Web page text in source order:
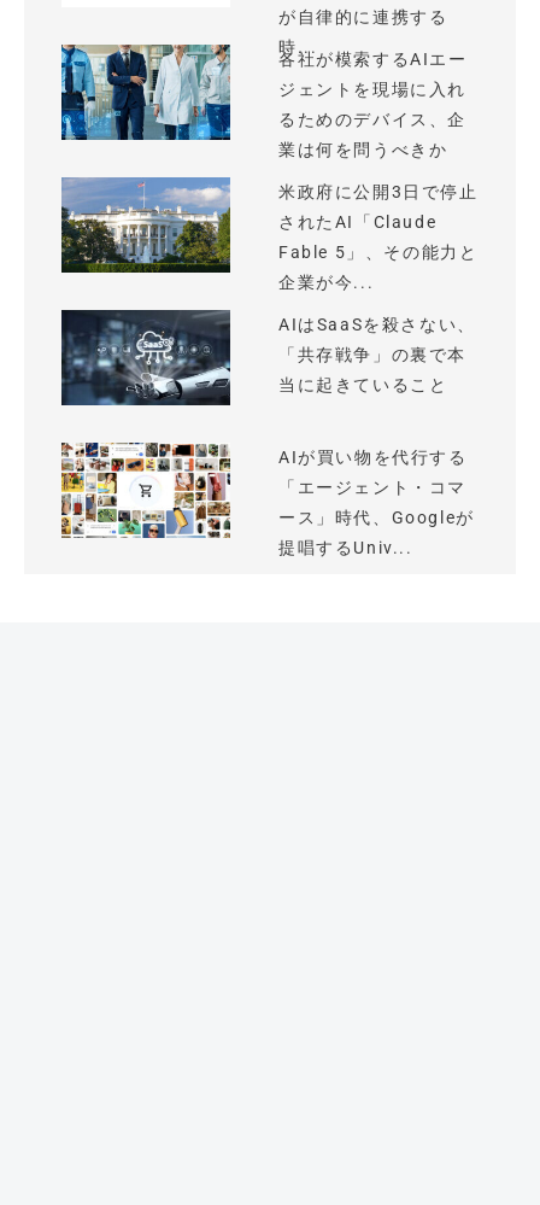
が自律的に連携する
時...
各社が模索するAIエー
ジェントを現場に入れ
るためのデバイス、企
業は何を問うべきか
米政府に公開3日で停止
されたAI「Claude
Fable 5」、その能力と
企業が今...
AIはSaaSを殺さない、
「共存戦争」の裏で本
当に起きていること
AIが買い物を代行する
「エージェント・コマ
ース」時代、Googleが
提唱するUniv...